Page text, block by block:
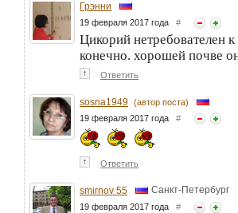
Грэнни
19 февраля 2017 года #
Цикорий нетребователен
конечно. хорошей почве
↑ Ответить
sosna1949 (автор поста)
19 февраля 2017 года #
↑ Ответить
smirnov 55 Санкт-Петербург
19 февраля 2017 года #